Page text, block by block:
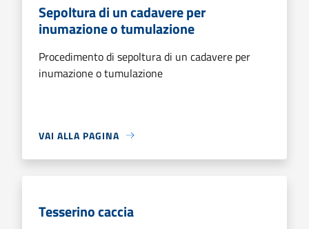
Sepoltura di un cadavere per
inumazione o tumulazione
Procedimento di sepoltura di un cadavere per
inumazione o tumulazione
VAI ALLA PAGINA
Tesserino caccia